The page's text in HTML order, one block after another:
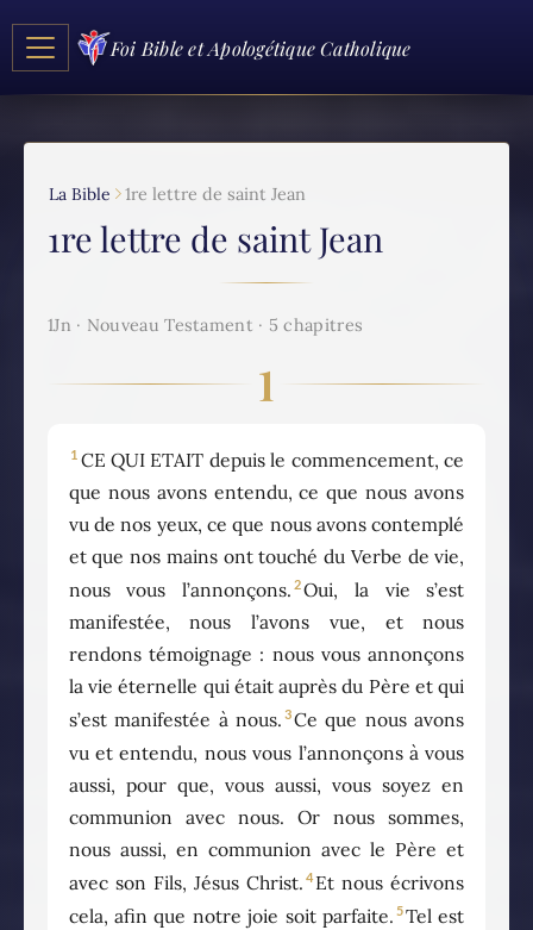
Foi Bible et Apologétique Catholique
La Bible 1re lettre de saint Jean
1re lettre de saint Jean
1Jn · Nouveau Testament · 5 chapitres
1
1 CE QUI ETAIT depuis le commencement, ce
que nous avons entendu, ce que nous avons
vu de nos yeux, ce que nous avons contemplé
et que nos mains ont touché du Verbe de vie,
nous vous l’annonçons. 2Oui, la vie s’est
manifestée, nous l’avons vue, et nous
rendons témoignage : nous vous annonçons
la vie éternelle qui était auprès du Père et qui
s’est manifestée à nous. 3Ce que nous avons
vu et entendu, nous vous l’annonçons à vous
aussi, pour que, vous aussi, vous soyez en
communion avec nous. Or nous sommes,
nous aussi, en communion avec le Père et
avec son Fils, Jésus Christ. 4 Et nous écrivons
cela, afin que notre joie soit parfaite. 5Tel est